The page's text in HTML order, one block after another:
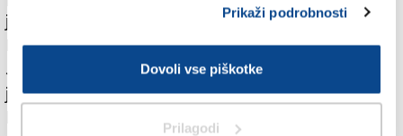
Prikaži podrobnosti
Dovoli vse piškotke
Prilagodi
je rodila v razmerju z dekletom, mlajšim od 15 let.
Dojenčico sem res vzel k sebi domov k Svetemu
Justu, kjer sem takrat gostil šest narkomanov. Otrok
je povsem spremenil vzdušje pod streho. Ta deklica